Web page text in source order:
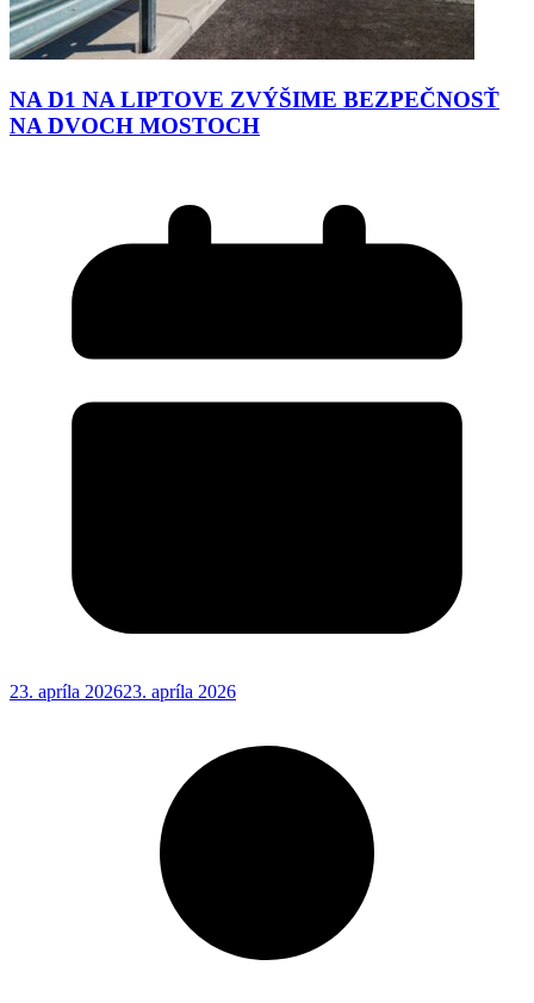
NA D1 NA LIPTOVE ZVÝŠIME BEZPEČNOSŤ
NA DVOCH MOSTOCH
23. apríla 202623. apríla 2026